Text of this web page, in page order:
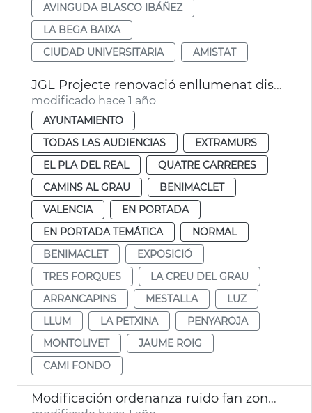
AVINGUDA BLASCO IBÁÑEZ
LA BEGA BAIXA
CIUDAD UNIVERSITARIA
AMISTAT
JGL Projecte renovació enllumenat districtes València
modificado hace 1 año
AYUNTAMIENTO
TODAS LAS AUDIENCIAS
EXTRAMURS
EL PLA DEL REAL
QUATRE CARRERES
CAMINS AL GRAU
BENIMACLET
VALENCIA
EN PORTADA
EN PORTADA TEMÁTICA
NORMAL
BENIMACLET
EXPOSICIÓ
TRES FORQUES
LA CREU DEL GRAU
ARRANCAPINS
MESTALLA
LUZ
LLUM
LA PETXINA
PENYAROJA
MONTOLIVET
JAUME ROIG
CAMI FONDO
Modificación ordenanza ruido fan zone València